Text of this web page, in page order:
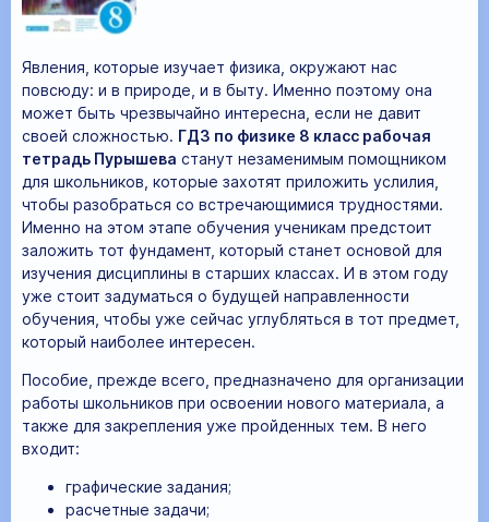
Явления, которые изучает физика, окружают нас
повсюду: и в природе, и в быту. Именно поэтому она
может быть чрезвычайно интересна, если не давит
своей сложностью. ГДЗ по физике 8 класс рабочая
тетрадь Пурышева станут незаменимым помощником
для школьников, которые захотят приложить услилия,
чтобы разобраться со встречающимися трудностями.
Именно на этом этапе обучения ученикам предстоит
заложить тот фундамент, который станет основой для
изучения дисциплины в старших классах. И в этом году
уже стоит задуматься о будущей направленности
обучения, чтобы уже сейчас углубляться в тот предмет,
который наиболее интересен.
Пособие, прежде всего, предназначено для организации
работы школьников при освоении нового материала, а
также для закрепления уже пройденных тем. В него
входит:
графические задания;
расчетные задачи;